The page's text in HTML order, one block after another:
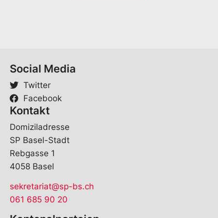
Social Media
Twitter
Facebook
Kontakt
Domiziladresse
SP Basel-Stadt
Rebgasse 1
4058 Basel
sekretariat@sp-bs.ch
061 685 90 20